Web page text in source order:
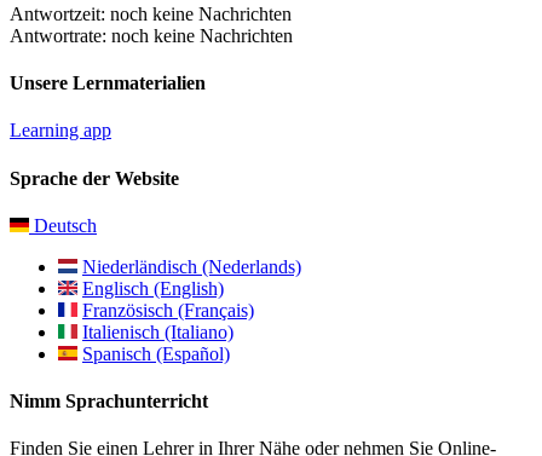
Antwortzeit: noch keine Nachrichten
Antwortrate: noch keine Nachrichten
Unsere Lernmaterialien
Learning app
Sprache der Website
Deutsch
Niederländisch (Nederlands)
Englisch (English)
Französisch (Français)
Italienisch (Italiano)
Spanisch (Español)
Nimm Sprachunterricht
Finden Sie einen Lehrer in Ihrer Nähe oder nehmen Sie Online-